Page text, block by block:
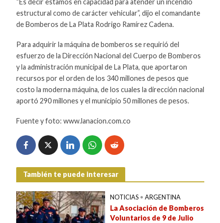
“Es decir estamos en capacidad para atender un incendio
estructural como de carácter vehicular”, dijo el comandante
de Bomberos de La Plata Rodrigo Ramírez Cadena.
Para adquirir la máquina de bomberos se requirió del
esfuerzo de la Dirección Nacional del Cuerpo de Bomberos
y la administración municipal de La Plata, que aportaron
recursos por el orden de los 340 millones de pesos que
costo la moderna máquina, de los cuales la dirección nacional
aportó 290 millones y el municipio 50 millones de pesos.
Fuente y foto: www.lanacion.com.co
También te puede interesar
NOTICIAS • ARGENTINA
La Asociación de Bomberos
Voluntarios de 9 de Julio